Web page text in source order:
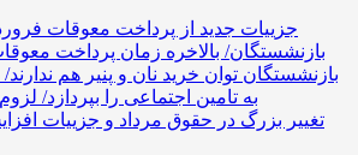
جزییات جدید از پرداخت معوقات
بازنشستگان/ بالاخره زمان پرداخت
بازنشستگان توان خرید نان و پنیر هم
به تامین اجتماعی را بپردازد/
تغییر بزرگ در حقوق مرداد و جزییات